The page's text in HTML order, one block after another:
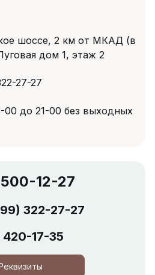
шоссе, 2 км от МКАД (в
дом 1, этаж 2
27-27
до 21-00 без выходных
12-27
322-27-27
420-17-35